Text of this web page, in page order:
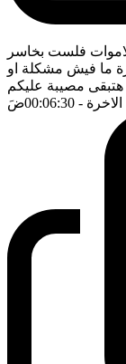
فلست بخاسر
ما فيش مشكلة او
مصيبة عليكم
- 00:06:30 ضَ